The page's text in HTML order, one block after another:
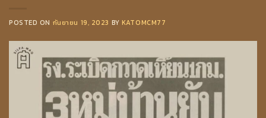
POSTED ON กันยายน 19, 2023 BY KATOMCM77